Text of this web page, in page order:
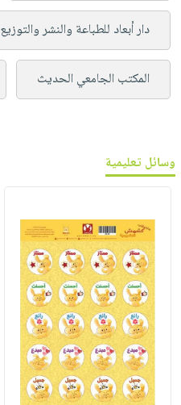
دار أبعاد للطباعة والنشر والتوزيع
المكتب الجامعي الحديث
وسائل تعليمية